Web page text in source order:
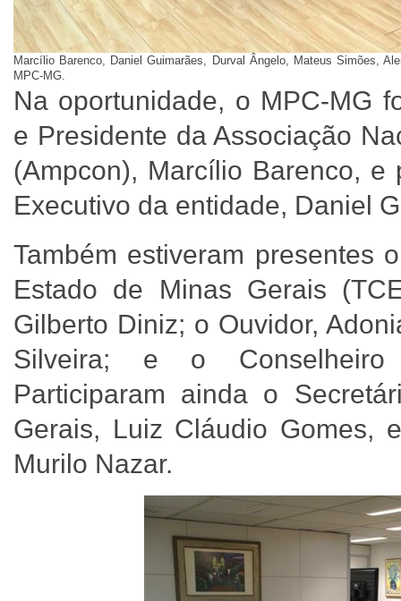
Marcílio Barenco, Daniel Guimarães, Durval Ângelo, Mateus Simões,
MPC-MG.
Na oportunidade, o MPC-MG
e Presidente da Associação
(Ampcon), Marcílio Barenco, e
Executivo da entidade, Daniel
Também estiveram presentes
Estado de Minas Gerais
Gilberto Diniz; o Ouvidor,
Silveira; e o
Participaram ainda o
Gerais, Luiz Cláudio Gomes,
Murilo Nazar.